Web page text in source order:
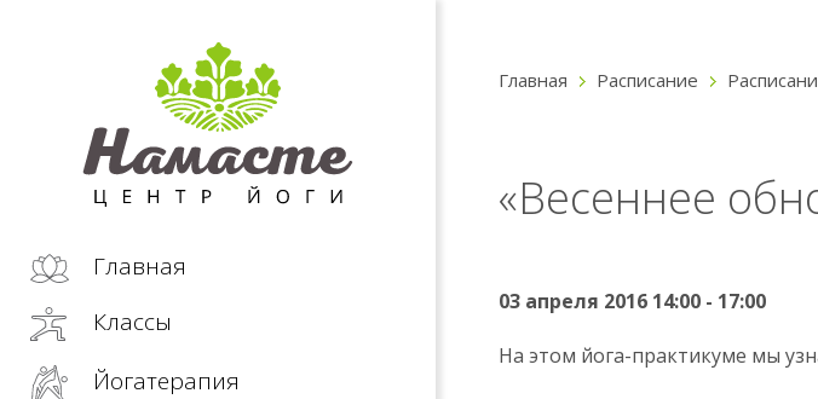
Главная
Классы
Йогатерапия
Главная Расписание
«Весеннее
03 апреля 2016 14:00 - 17:00
На этом йога-практикуме мы